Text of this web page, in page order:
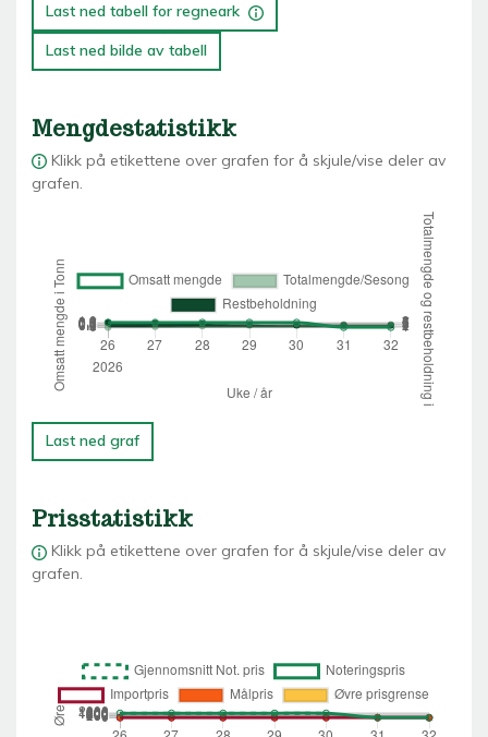
Last ned tabell for regneark
Last ned bilde av tabell
Mengdestatistikk
Klikk på etikettene over grafen for å skjule/vise deler av
grafen.
Last ned graf
Prisstatistikk
Klikk på etikettene over grafen for å skjule/vise deler av
grafen.